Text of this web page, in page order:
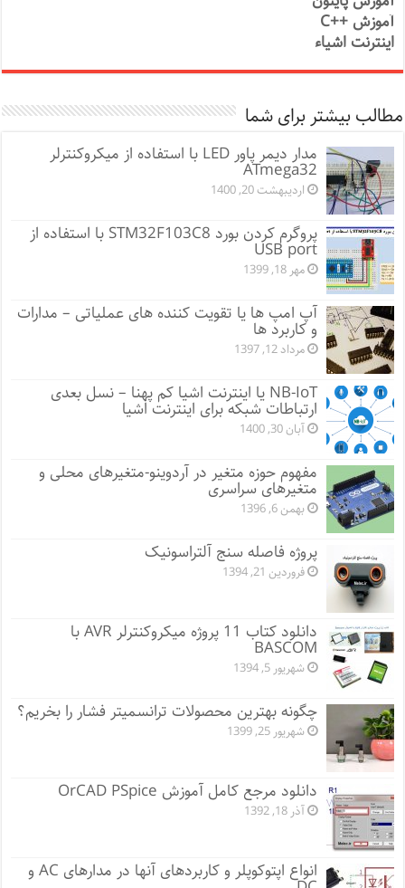
آموزش ++C
اینترنت اشیاء
مطالب بیشتر برای شما
مدار دیمر پاور LED با استفاده از میکروکنترلر
ATmega32
اردیبهشت 20, 1400
پروگرم کردن بورد STM32F103C8 با استفاده از
USB port
مهر 18, 1399
آپ امپ ها یا تقویت کننده های عملیاتی – مدارات
و کاربرد ها
مرداد 12, 1397
NB-IoT یا اینترنت اشیا کم پهنا – نسل بعدی
ارتباطات شبکه برای اینترنت اشیا
آبان 30, 1400
مفهوم حوزه متغیر در آردوینو-متغیرهای محلی و
متغیرهای سراسری
بهمن 6, 1396
پروژه فاصله سنج آلتراسونیک
فروردین 21, 1394
دانلود کتاب 11 پروژه میکروکنترلر AVR با
BASCOM
شهریور 5, 1394
چگونه بهترین محصولات ترانسمیتر فشار را بخریم؟
شهریور 25, 1399
دانلود مرجع کامل آموزش OrCAD PSpice
آذر 18, 1392
انواع اپتوکوپلر و کاربردهای آنها در مدارهای AC و